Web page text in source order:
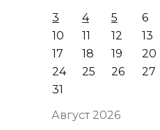
Август 2026
3
4 5 6
10
11 12 13
17
18 19 20
24
25 26 27
31